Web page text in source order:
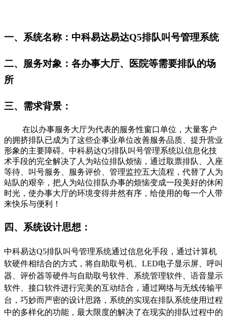
一、 系统名称：中科易达易达Q5排队叫号管理系统
二、 服务对象 ：各办事大厅、医院等需要排队的场
所
三、 需求背景：
在以办事服务大厅为代表的服务性窗口单位，大量客户
的拥挤排队已成为了这些企事业单位改善服务品质、提升营业
形象的主要障碍。中科易达Q5排队叫号管理系统以信息化技
术手段的完全解决了人为站位排队烦恼，通过取票排队、入座
等待、叫号服务、服务评价、管理监控五大流程，代替了人为
站队的艰辛，把人为站位排队办事的烦恼变成一段美好的休闲
时光，使办事大厅的环境变得井然有序，给使用的每一个人带
来快乐与便利！
四、 系统设计思想：
中科易达Q5排队叫号管理系统通过信息化手段，通过计算机
软硬件相结合的方式，将自助取号机、LED电子显示屏、呼叫
器、评价器等硬件与自助取号软件、系统管理软件、语音显示
软件、接口软件进行完美的互动结合，通过网络与无线传输平
台，巧妙而严密的设计思路，系统的实现在排队系统使用过程
中的多样化的功能，最大限度的解决了在现实的排队过程中的